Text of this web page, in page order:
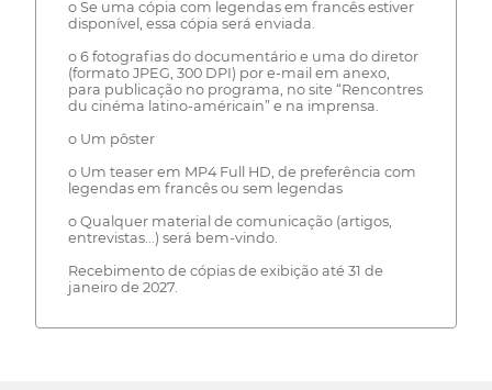
o Se uma cópia com legendas em francês estiver
disponível, essa cópia será enviada.
o 6 fotografias do documentário e uma do diretor
(formato JPEG, 300 DPI) por e-mail em anexo,
para publicação no programa, no site “Rencontres
du cinéma latino-américain” e na imprensa.
o Um pôster
o Um teaser em MP4 Full HD, de preferência com
legendas em francês ou sem legendas
o Qualquer material de comunicação (artigos,
entrevistas...) será bem-vindo.
Recebimento de cópias de exibição até 31 de
janeiro de 2027.